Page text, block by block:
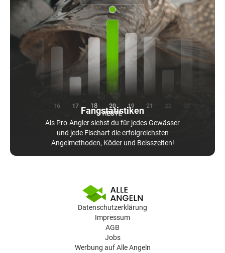
Fangstatistiken
Als Pro-Angler siehst du für jedes Gewässer
und jede Fischart die erfolgreichsten
Angelmethoden, Köder und Beisszeiten!
Datenschutzerklärung
Impressum
AGB
Jobs
Werbung auf Alle Angeln